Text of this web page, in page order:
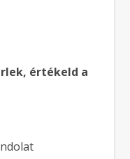
értékeld a